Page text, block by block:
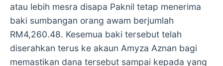
atau lebih mesra disapa Paknil tetap menerima
baki sumbangan orang awam berjumlah
RM4,260.48. Kesemua baki tersebut telah
diserahkan terus ke akaun Amyza Aznan bagi
memastikan dana tersebut sampai kepada yang